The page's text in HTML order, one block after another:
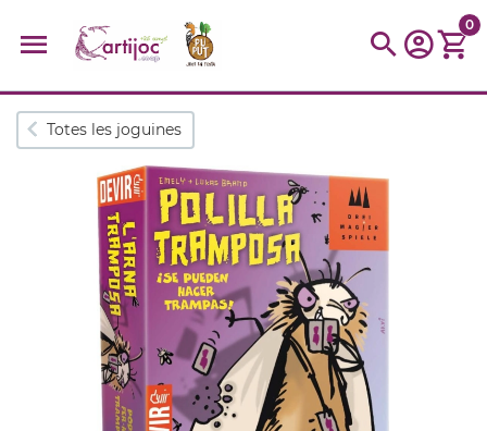
Cerques populars
trencaclosques baldufa
cotxe
parquing tinkering kit
Cuina
0
Totes les joguines